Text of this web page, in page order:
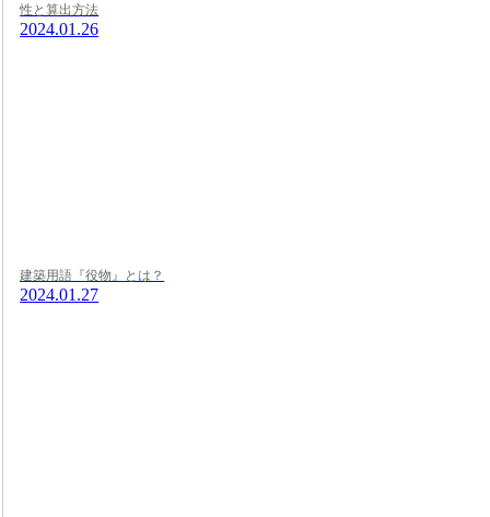
性と算出方法
2024.01.26
建築用語『役物』とは？
2024.01.27